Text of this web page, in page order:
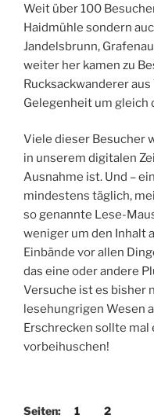
Weit über 100
Haidmühle sondern
Jandelsbrunn,
weiter her kamen zu
Rucksackwanderer
Gelegenheit um gleich
Viele dieser Besucher
in unserem digitalen
Ausnahme ist. Und –
mindestens täglich,
so genannte Lese-
weniger um den Inhalt
Einbände vor allen
das eine oder andere
Versuche ist es bisher
lesehungrigen Wesen
Erschrecken sollte
vorbeihuschen!
Seiten: 1 2